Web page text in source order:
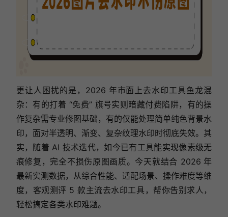
更让人困扰的是，2026 年市面上去水印工具鱼龙混
杂：有的打着 “免费” 旗号实则暗藏付费陷阱，有的操
作复杂需专业修图基础，有的仅能处理简单纯色背景水
印，面对半透明、渐变、复杂纹理水印时彻底失效。其
实，随着 AI 技术迭代，如今已有工具能实现像素级无
痕修复，完全不损伤原图画质。今天就结合 2026 年
最新实测数据，从综合性能、适配场景、操作难度等维
度，客观测评 5 款主流去水印工具，帮你告别求人，
轻松搞定各类水印难题。